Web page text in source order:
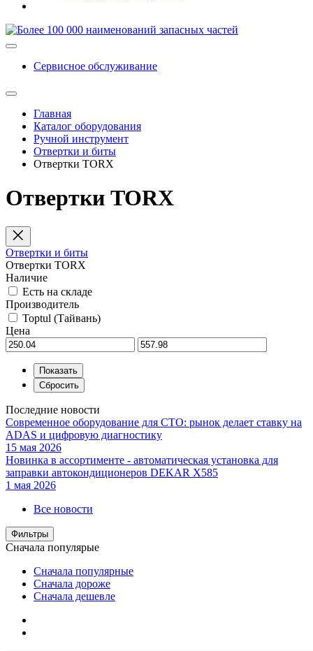
Сервисное обслуживание
Главная
Каталог оборудования
Ручной инструмент
Отвертки и биты
Отвертки TORX
Отвертки TORX
Отвертки и биты
Отвертки TORX
Наличие
Есть на складе
Производитель
Toptul (Тайвань)
Цена
Последние новости
Современное оборудование для СТО: рынок делает ставку на
ADAS и цифровую диагностику
15 мая 2026
Новинка в ассортименте - автоматическая установка для
заправки автокондиционеров DEKAR X585
1 мая 2026
Все новости
Фильтры
Сначала популярые
Сначала популярные
Сначала дороже
Сначала дешевле